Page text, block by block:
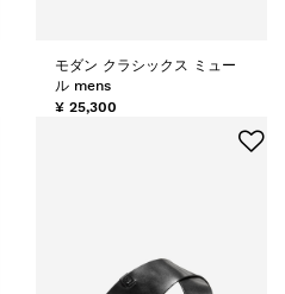
モダン クラシックス ミュー
ル mens
¥ 25,300